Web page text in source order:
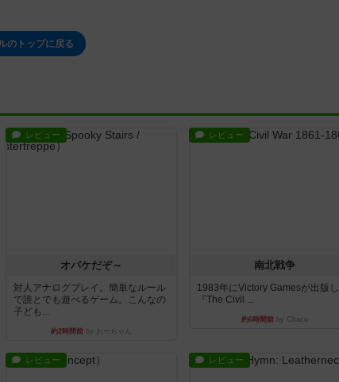
のトップに戻る
レビュー
オバケだぞ～
対人アナログプレイ。簡単なルール
で誰とでも遊べるゲーム。こんなの
子ども...
約2時間前 by おーちゃん
レビュー
南北戦争
1983年にVictory Gamesが出版
『The Civil ...
約6時間前 by Chaco
レビュー レビュー